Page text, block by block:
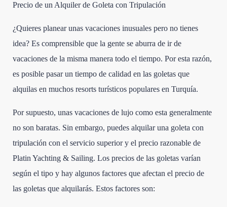
Precio de un Alquiler de Goleta con Tripulación
¿Quieres planear unas vacaciones inusuales pero no tienes
idea? Es comprensible que la gente se aburra de ir de
vacaciones de la misma manera todo el tiempo. Por esta razón,
es posible pasar un tiempo de calidad en las goletas que
alquilas en muchos resorts turísticos populares en Turquía.
Por supuesto, unas vacaciones de lujo como esta generalmente
no son baratas. Sin embargo, puedes alquilar una goleta con
tripulación con el servicio superior y el precio razonable de
Platin Yachting & Sailing. Los precios de las goletas varían
según el tipo y hay algunos factores que afectan el precio de
las goletas que alquilarás. Estos factores son: